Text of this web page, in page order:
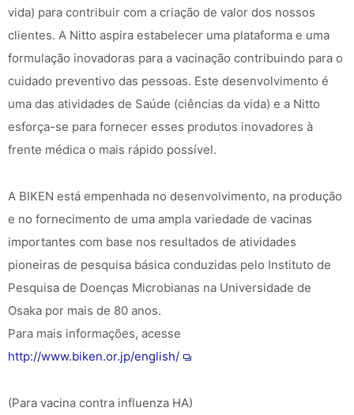
vida) para contribuir com a criação de valor dos nossos
clientes. A Nitto aspira estabelecer uma plataforma e uma
formulação inovadoras para a vacinação contribuindo para o
cuidado preventivo das pessoas. Este desenvolvimento é
uma das atividades de Saúde (ciências da vida) e a Nitto
esforça-se para fornecer esses produtos inovadores à
frente médica o mais rápido possível.
A BIKEN está empenhada no desenvolvimento, na produção
e no fornecimento de uma ampla variedade de vacinas
importantes com base nos resultados de atividades
pioneiras de pesquisa básica conduzidas pelo Instituto de
Pesquisa de Doenças Microbianas na Universidade de
Osaka por mais de 80 anos.
Para mais informações, acesse
http://www.biken.or.jp/english/
(Para vacina contra influenza HA)